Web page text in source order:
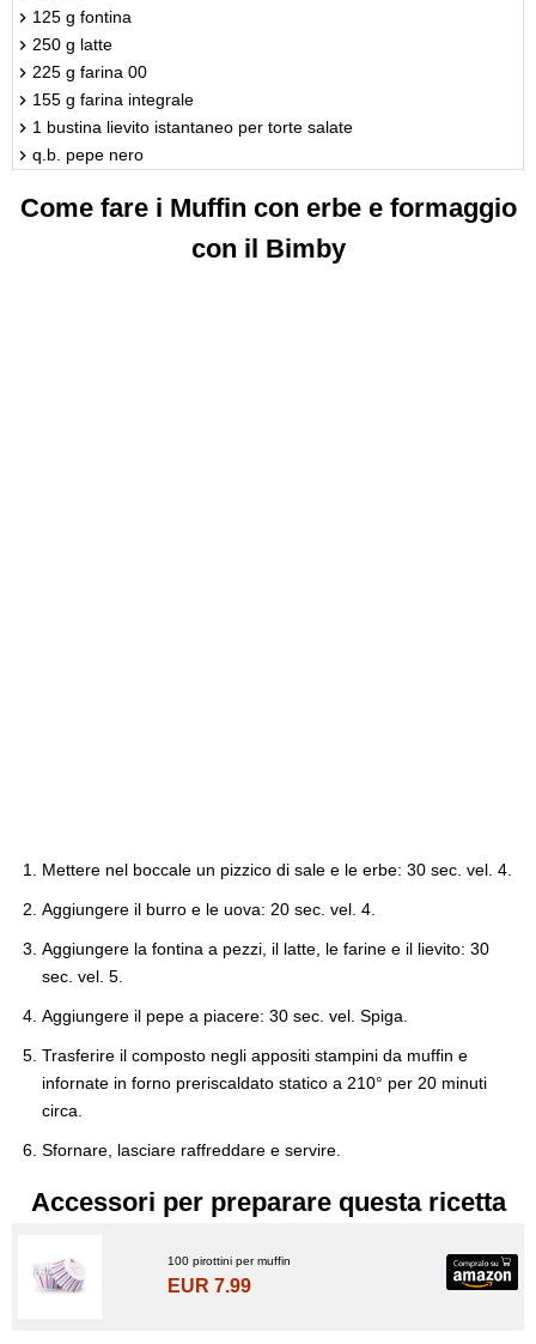
125 g fontina
250 g latte
225 g farina 00
155 g farina integrale
1 bustina lievito istantaneo per torte salate
q.b. pepe nero
Come fare i Muffin con erbe e formaggio
con il Bimby
Mettere nel boccale un pizzico di sale e le erbe: 30 sec. vel. 4.
Aggiungere il burro e le uova: 20 sec. vel. 4.
Aggiungere la fontina a pezzi, il latte, le farine e il lievito: 30
sec. vel. 5.
Aggiungere il pepe a piacere: 30 sec. vel. Spiga.
Trasferire il composto negli appositi stampini da muffin e
infornate in forno preriscaldato statico a 210° per 20 minuti
circa.
Sfornare, lasciare raffreddare e servire.
Accessori per preparare questa ricetta
100 pirottini per muffin
EUR 7.99